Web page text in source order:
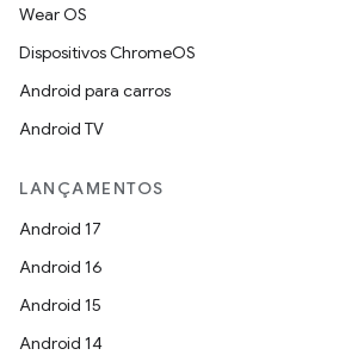
Wear OS
Dispositivos ChromeOS
Android para carros
Android TV
LANÇAMENTOS
Android 17
Android 16
Android 15
Android 14